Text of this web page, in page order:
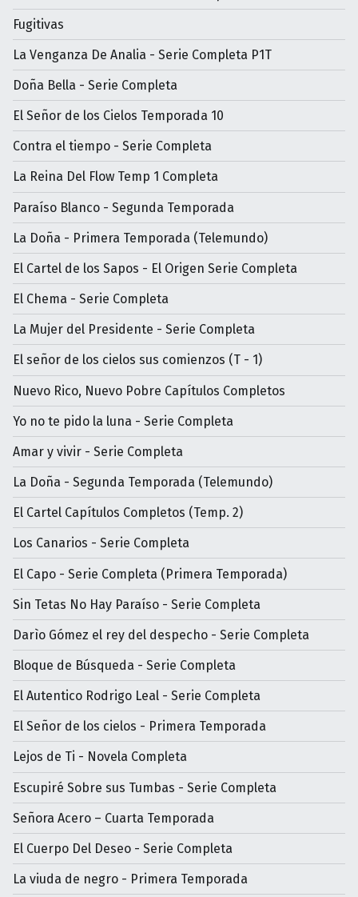
Fugitivas
La Venganza De Analia - Serie Completa P1T
Doña Bella - Serie Completa
El Señor de los Cielos Temporada 10
Contra el tiempo - Serie Completa
La Reina Del Flow Temp 1 Completa
Paraíso Blanco - Segunda Temporada
La Doña - Primera Temporada (Telemundo)
El Cartel de los Sapos - El Origen Serie Completa
El Chema - Serie Completa
La Mujer del Presidente - Serie Completa
El señor de los cielos sus comienzos (T - 1)
Nuevo Rico, Nuevo Pobre Capítulos Completos
Yo no te pido la luna - Serie Completa
Amar y vivir - Serie Completa
La Doña - Segunda Temporada (Telemundo)
El Cartel Capítulos Completos (Temp. 2)
Los Canarios - Serie Completa
El Capo - Serie Completa (Primera Temporada)
Sin Tetas No Hay Paraíso - Serie Completa
Darìo Gómez el rey del despecho - Serie Completa
Bloque de Búsqueda - Serie Completa
El Autentico Rodrigo Leal - Serie Completa
El Señor de los cielos - Primera Temporada
Lejos de Ti - Novela Completa
Escupiré Sobre sus Tumbas - Serie Completa
Señora Acero – Cuarta Temporada
El Cuerpo Del Deseo - Serie Completa
La viuda de negro - Primera Temporada